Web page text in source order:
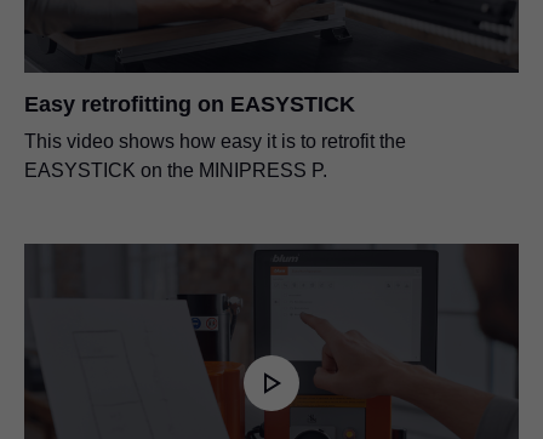
Easy retrofitting on EASYSTICK
This video shows how easy it is to retrofit the
EASYSTICK on the MINIPRESS P.